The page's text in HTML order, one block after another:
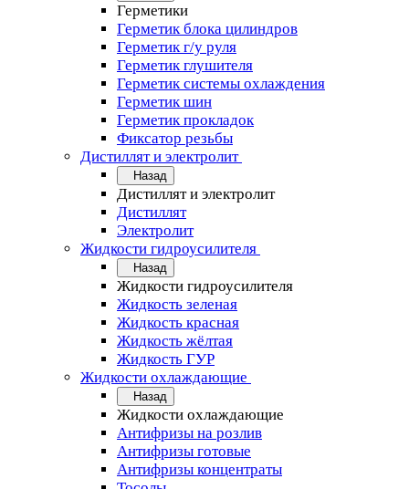
Герметики
Герметик блока цилиндров
Герметик г/у руля
Герметик глушителя
Герметик системы охлаждения
Герметик шин
Герметик прокладок
Фиксатор резьбы
Дистиллят и электролит
Назад
Дистиллят и электролит
Дистиллят
Электролит
Жидкости гидроусилителя
Назад
Жидкости гидроусилителя
Жидкость зеленая
Жидкость красная
Жидкость жёлтая
Жидкость ГУР
Жидкости охлаждающие
Назад
Жидкости охлаждающие
Антифризы на розлив
Антифризы готовые
Антифризы концентраты